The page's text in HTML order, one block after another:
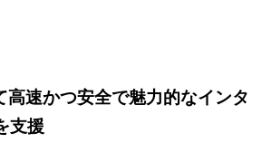
高速かつ安全で魅力的なインタ
支援